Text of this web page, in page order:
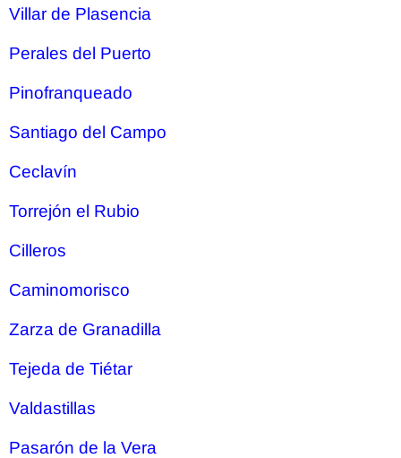
Villar de Plasencia
Perales del Puerto
Pinofranqueado
Santiago del Campo
Ceclavín
Torrejón el Rubio
Cilleros
Caminomorisco
Zarza de Granadilla
Tejeda de Tiétar
Valdastillas
Pasarón de la Vera